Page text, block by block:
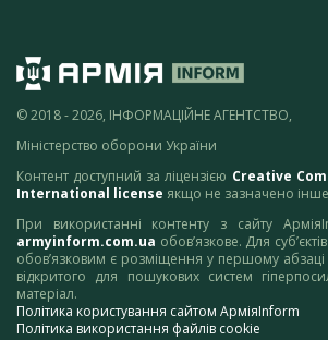
© 2018 - 2026, ІНФОРМАЦІЙНЕ АГЕНТСТВО,
Міністерство оборони України
Контент доступний за ліцензією Creative
International license якщо не зазначено
При використанні контенту з сайту
armyinform.com.ua обов’язкове. Для
обов’язковим є розміщення у першому абзаці
відкритого для пошукових систем
матеріал.
Політика користування сайтом АрміяInform
Політика використання файлів cookie